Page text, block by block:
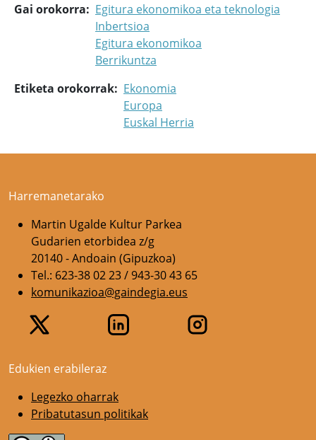
Gai orokorra
Egitura ekonomikoa eta teknologia
Inbertsioa
Egitura ekonomikoa
Berrikuntza
Etiketa orokorrak
Ekonomia
Europa
Euskal Herria
Harremanetarako
Martin Ugalde Kultur Parkea
Gudarien etorbidea z/g
20140 - Andoain (Gipuzkoa)
Tel.: 623-38 02 23 / 943-30 43 65
komunikazioa@gaindegia.eus
Edukien erabileraz
Legezko oharrak
Pribatutasun politikak